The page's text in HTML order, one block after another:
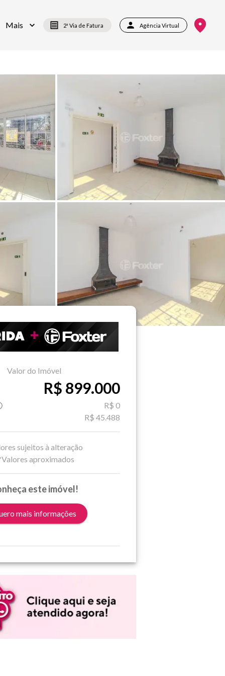
Mais 2ª Via de Fatura Agência Virtual
Valor do Imóvel
R$ 899.000
R$ 0
R$ 45.488
sujeitos à alteração
aproximados
este imóvel!
mais informações